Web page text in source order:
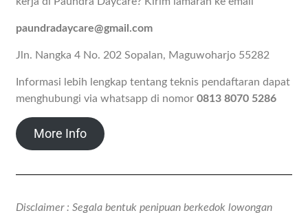
paundradaycare@gmail.com
Jln. Nangka 4 No. 202 Sopalan, Maguwoharjo 55282
Informasi lebih lengkap tentang teknis pendaftaran dapat
menghubungi via whatsapp di nomor0813 8070 5286
More Info
Disclaimer : Segala bentuk penipuan berkedok lowongan